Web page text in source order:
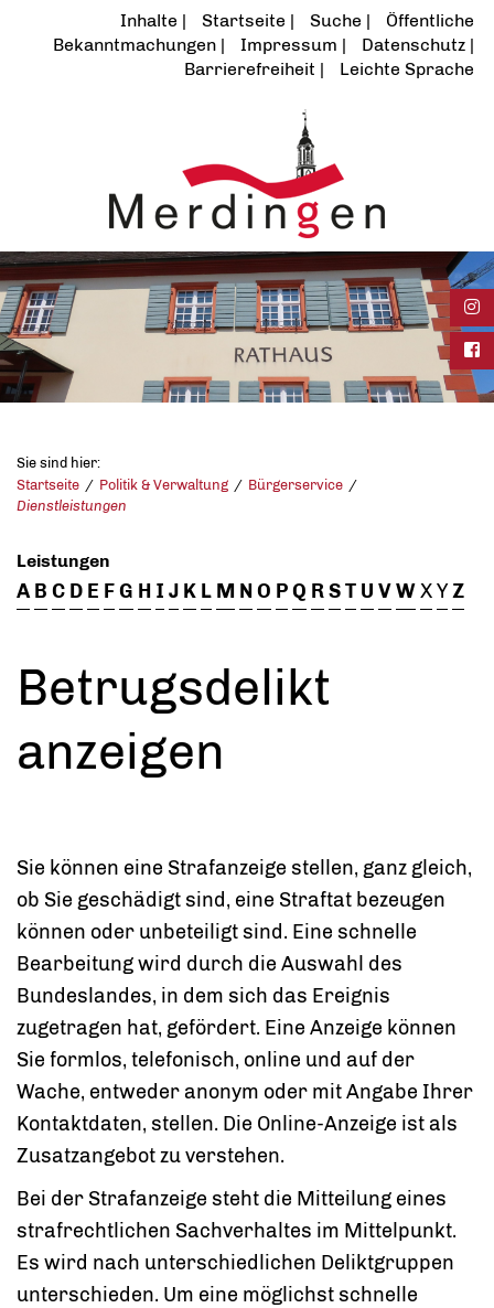
Inhalte Startseite Suche
Öffentliche
Bekanntmachungen
Impressum
Datenschutz
Barrierefreiheit
Leichte Sprache
Sie sind hier:
Startseite
Politik & Verwaltung
Bürgerservice
Dienstleistungen
Leistungen
A B C D E FG H I J K L M NO PQ RST U VWXYZ
Betrugsdelikt
anzeigen
Sie können eine Strafanzeige stellen, ganz gleich,
ob Sie geschädigt sind, eine Straftat bezeugen
können oder unbeteiligt sind. Eine schnelle
Bearbeitung wird durch die Auswahl des
Bundeslandes, in dem sich das Ereignis
zugetragen hat, gefördert. Eine Anzeige können
Sie formlos, telefonisch, online und auf der
Wache, entweder anonym oder mit Angabe Ihrer
Kontaktdaten, stellen. Die Online-Anzeige ist als
Zusatzangebot zu verstehen.
Bei der Strafanzeige steht die Mitteilung eines
strafrechtlichen Sachverhaltes im Mittelpunkt.
Es wird nach unterschiedlichen Deliktgruppen
unterschieden. Um eine möglichst schnelle